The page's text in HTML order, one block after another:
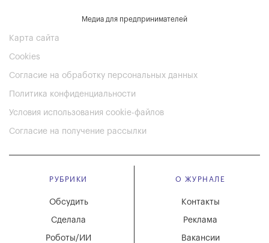
Медиа для предпринимателей
Карта сайта
Cookies
Согласие на обработку персональных данных
Политика конфиденциальности
Условия использования cookie-файлов
Согласие на получение рассылки
РУБРИКИ
Обсудить
Сделала
Роботы/ИИ
О ЖУРНАЛЕ
Вакансии
Реклама
Контакты